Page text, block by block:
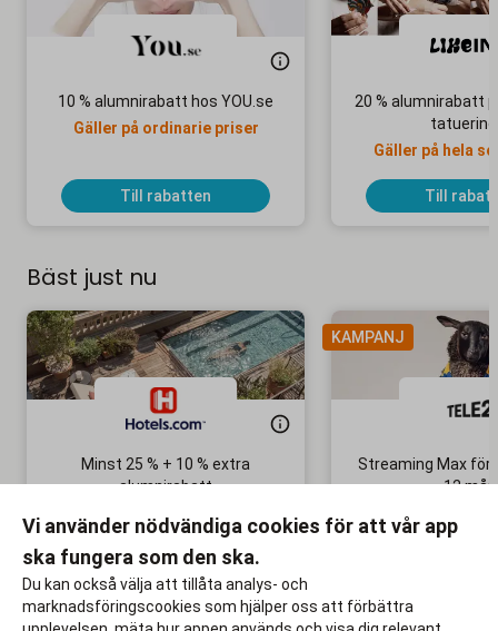
10 % alumnirabatt hos YOU.se
Gäller på ordinarie priser
Till rabatten
20 % alumnirabatt
Gäller på hela
Till
Bäst just nu
Minst 25 % + 10 % extra
alumnirabatt
Till rabatten
KAMPANJ
Streaming Max för
12 mån
Ingen
Vi använder nödvändiga cookies för att vår app
ska fungera som den ska.
Du kan också välja att tillåta analys- och
marknadsföringscookies som hjälper oss att förbättra